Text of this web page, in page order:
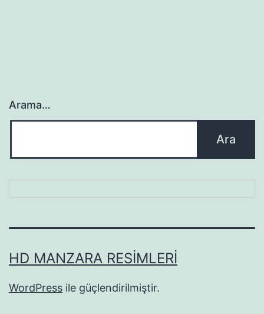
Arama…
HD MANZARA RESIMLERI
WordPress ile güçlendirilmiştir.